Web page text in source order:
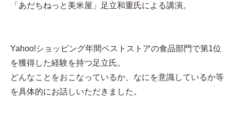
「あだちねっと美米屋」足立和重氏による講演。
Yahoo!ショッピング年間ベストストアの食品部門で第1位
を獲得した経験を持つ足立氏。
どんなことをおこなっているか、なにを意識しているか等
を具体的にお話しいただきました。